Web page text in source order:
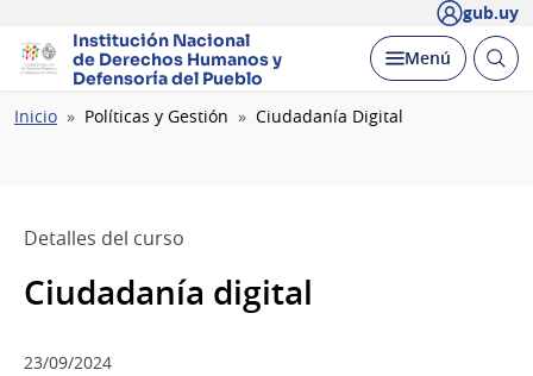
gub.uy
Institución Nacional
de Derechos Humanosy
Defensoría del Pueblo
Desplegar
Menú Abrir
Ruta
Inicio Políticas y Gestión Ciudadanía Digital
Detalles del curso
Ciudadanía digital
23/09/2024